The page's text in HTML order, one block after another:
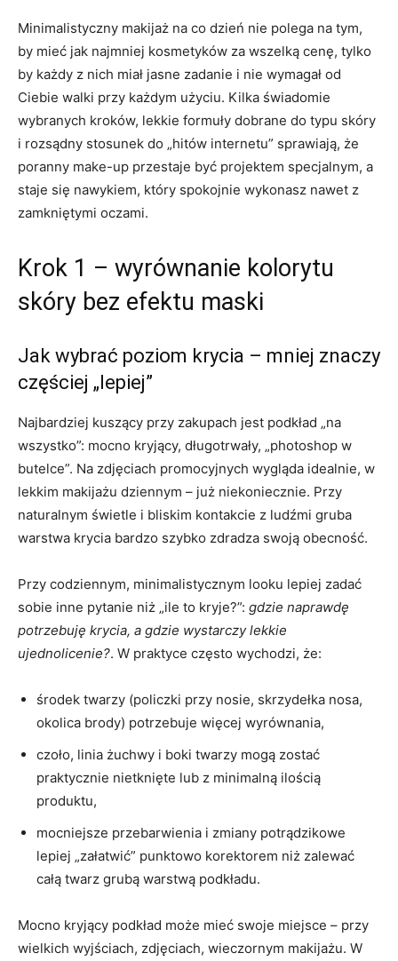
Minimalistyczny makijaż na co dzień nie polega na tym,
by mieć jak najmniej kosmetyków za wszelką cenę, tylko
by każdy z nich miał jasne zadanie i nie wymagał od
Ciebie walki przy każdym użyciu. Kilka świadomie
wybranych kroków, lekkie formuły dobrane do typu skóry
i rozsądny stosunek do „hitów internetu” sprawiają, że
poranny make-up przestaje być projektem specjalnym, a
staje się nawykiem, który spokojnie wykonasz nawet z
zamkniętymi oczami.
Krok 1 – wyrównanie kolorytu
skóry bez efektu maski
Jak wybrać poziom krycia – mniej znaczy
częściej „lepiej”
Najbardziej kuszący przy zakupach jest podkład „na
wszystko”: mocno kryjący, długotrwały, „photoshop w
butelce”. Na zdjęciach promocyjnych wygląda idealnie, w
lekkim makijażu dziennym – już niekoniecznie. Przy
naturalnym świetle i bliskim kontakcie z ludźmi gruba
warstwa krycia bardzo szybko zdradza swoją obecność.
Przy codziennym, minimalistycznym looku lepiej zadać
sobie inne pytanie niż „ile to kryje?”: gdzie naprawdę
potrzebuję krycia, a gdzie wystarczy lekkie
ujednolicenie?. W praktyce często wychodzi, że:
środek twarzy (policzki przy nosie, skrzydełka nosa,
okolica brody) potrzebuje więcej wyrównania,
czoło, linia żuchwy i boki twarzy mogą zostać
praktycznie nietknięte lub z minimalną ilością
produktu,
mocniejsze przebarwienia i zmiany potrądzikowe
lepiej „załatwić” punktowo korektorem niż zalewać
całą twarz grubą warstwą podkładu.
Mocno kryjący podkład może mieć swoje miejsce – przy
wielkich wyjściach, zdjęciach, wieczornym makijażu. W